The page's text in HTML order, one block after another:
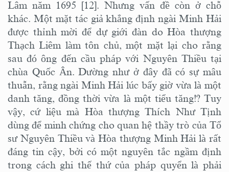
Lâm năm 1695 [12]. Nhưng vấn đề còn ở chỗ
khác. Một mặt tác giả khẳng định ngài Minh Hải
được thỉnh mời để dự giới đàn do Hòa thượng
Thạch Liêm làm tôn chủ, một mặt lại cho rằng
sau đó ông đến cầu pháp với Nguyên Thiều tại
chùa Quốc Ân. Dường như ở đây đã có sự mâu
thuẫn, rằng ngài Minh Hải lúc bấy giờ vừa là một
danh tăng, đồng thời vừa là một tiểu tăng!? Tuy
vậy, cứ liệu mà Hòa thượng Thích Như Tịnh
dùng để minh chứng cho quan hệ thầy trò của Tổ
sư Nguyên Thiều và Hòa thượng Minh Hải là rất
đáng tin cậy, bởi có một nguyên tắc ngầm định
trong cách ghi thế thứ của pháp quyển là phải